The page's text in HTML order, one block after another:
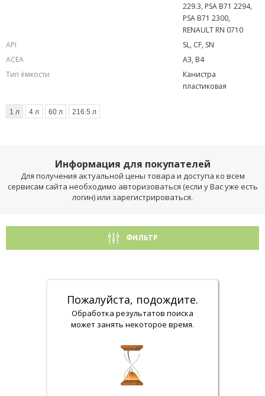
229.3, PSA B71 2294,
PSA B71 2300,
RENAULT RN 0710
API
SL, CF, SN
ACEA
A3, B4
Тип ёмкости
Канистра
пластиковая
1 л 4 л 60 л 216.5 л
Информация для покупателей
Для получения актуальной цены товара и доступа ко всем
сервисам сайта необходимо авторизоваться (если у Вас уже есть
логин) или зарегистрироваться.
ФИЛЬТР
Пожалуйста, подождите.
Обработка результатов поиска
может занять некоторое время.